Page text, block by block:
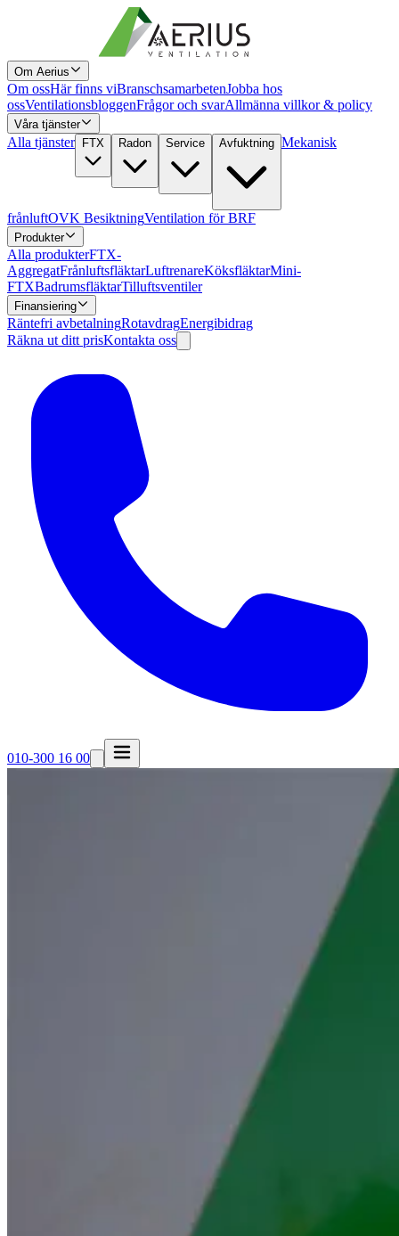
Om Aerius
Om ossHär finns viBranschsamarbetenJobba hos
ossVentilationsbloggenFrågor och svarAllmänna villkor & policy
Våra tjänster
Alla tjänster FTX Radon Service Avfuktning Mekanisk
frånluftOVK BesiktningVentilation för BRF
Produkter
Alla produkterFTX-
AggregatFrånluftsfläktarLuftrenareKöksfläktarMini-
FTXBadrumsfläktarTilluftsventiler
Finansiering
Räntefri avbetalningRotavdragEnergibidrag
Räkna ut ditt prisKontakta oss
010-300 16 00